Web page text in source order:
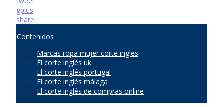
gplus
share
Contenidos
Marcas ropa mujer corte ingles
El corte inglés uk
El corte inglés portugal
El corte inglés málaga
El corte inglés de compras online